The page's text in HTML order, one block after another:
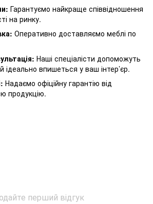
Гарантуємо найкраще співвідношення
на ринку.
Оперативно доставляємо меблі по
Наші спеціалісти допоможуть
ідеально впишеться у ваш інтер’єр.
Надаємо офіційну гарантію від
продукцію.
перший відгук